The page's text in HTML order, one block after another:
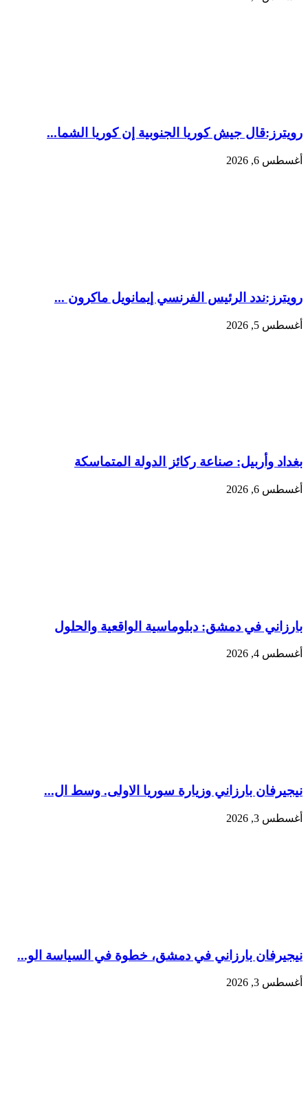
رويترز:‏قال جيش كوريا الجنوبية إن كوريا الشما...
أغسطس 6, 2026
رويترز:‏ندد الرئيس ​الفرنسي إيمانويل ماكرون ‌...
أغسطس 5, 2026
بغداد وأربيل: صناعة ركائز الدولة المتماسكة
أغسطس 6, 2026
بارزاني في دمشق: دبلوماسية الواقعية والحلول
أغسطس 4, 2026
نيجيرفان بارزاني وزيارة سوريا الاولى. وسط ال...
أغسطس 3, 2026
نيجيرفان بارزاني في دمشق، خطوة في السياسة الو...
أغسطس 3, 2026